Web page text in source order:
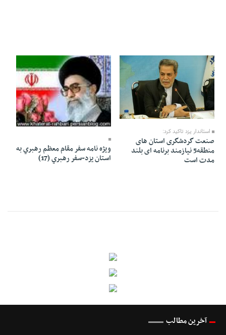
20 Shahrivar 1394 - 23:55
استاندار یزد تاکید کرد:
صنعت گردشگری استان های
منطقه5 نیازمند برنامه ای بلند
مدت است
04 Dey 1386 - 10:48
ويژه نامه سفر مقام معظم رهبري به
استان يزد-سفر رهبري (17)
آخرین مطالب